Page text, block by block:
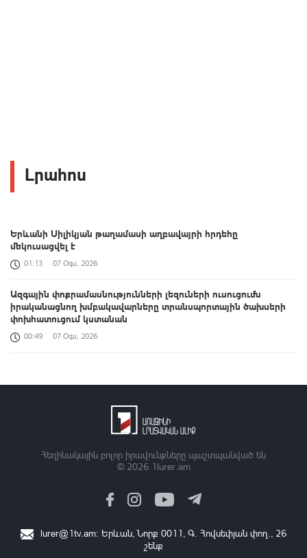
Լրահոս
Երևանի Սիլիկյան թաղամասի աղբավայրի հրդեհը
մեկուսացվել է
01:13 07 Օգս, 2026
Ազգային փոքրամասնությունների լեզուների ուսուցումն
իրականացնող խմբակավարները տրանսպորտային ծախսերի
փոխհատուցում կստանան
00:49 07 Օգս, 2026
Բացահայտելով Հայաստանը․ Մեծ Բրիտանիայի դեսպանի
համալիրն է
Իրանցիները չափազանց դժվար մարդիկ են. Վենս
Հայտնաբերվել է անկանոն երթևեկած օտարերկրյա
Հեղինակային բոլոր իրավունքները պաշտպանված են
© 2026 1lurer.am
lurer@1tv.am։ Երևան, Նորք 0011, Գ․ Հովսեփյան փող., 26
շենք